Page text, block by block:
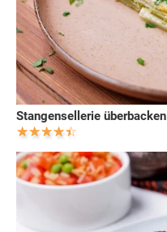
Stangensellerie überbacken